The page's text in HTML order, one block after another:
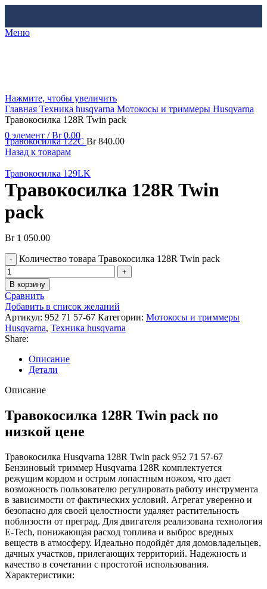
Меню
0 элемент / Br0.00
Нажмите, чтобы увеличить
Главная Техника husqvarna Мотокосы и триммеры Husqvarna
Травокосилка 128R Twin pack
Травокосилка 122С Br840.00
Назад к товарам
Травокосилка 129LK
Травокосилка 128R Twin
pack
Br1 050.00
Количество товара Травокосилка 128R Twin pack
В корзину
Сравнить
Добавить в список желаний
Артикул: 952 71 57-67 Категории: Мотокосы и триммеры
Husqvarna, Техника husqvarna
Share:
Описание
Детали
Описание
Травокосилка 128R Twin pack по
низкой цене
Травокосилка Husqvarna 128R Twin pack 952 71 57-67
Бензиновый триммер Husqvarna 128R комплектуется
режущим кордом и острым лопастным ножом, что дает
возможность пользователю регулировать работу инструмента
в зависимости от фактических условий. Агрегат уверенно и
безопасно для своей целостности удаляет растительность
поблизости от преград. Для двигателя реализована технология
E-Tech, понижающая расход топлива и выброс вредных
веществ в атмосферу. Идеально подойдёт для домовладельцев,
дачных участков, прилегающих территорий. Надежность и
качество в сочетании с простотой использования.
Характеристики: